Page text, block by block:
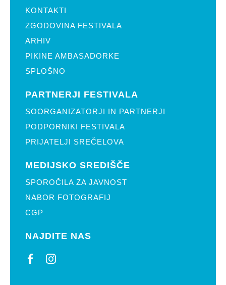
KONTAKTI
ZGODOVINA FESTIVALA
ARHIV
PIKINE AMBASADORKE
SPLOŠNO
PARTNERJI FESTIVALA
SOORGANIZATORJI IN PARTNERJI
PODPORNIKI FESTIVALA
PRIJATELJI SREČELOVA
MEDIJSKO SREDIŠČE
SPOROČILA ZA JAVNOST
NABOR FOTOGRAFIJ
CGP
NAJDITE NAS